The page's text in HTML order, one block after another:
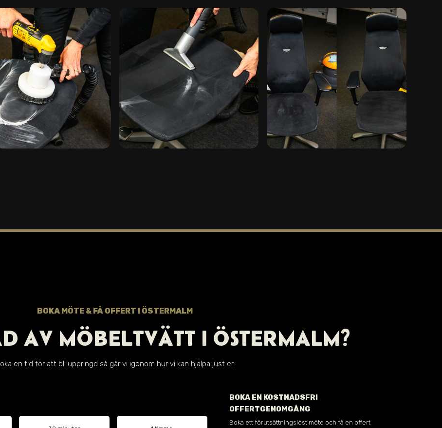
BOKA MÖTE & FÅ OFFERT I ÖSTERMALM
AV MÖBELTVÄTT I ÖSTERMALM?
en tid för att bli uppringd så går vi igenom hur vi kan hjälpa just er.
BOKA EN KOSTNADSFRI
OFFERTGENOMGÅNG
Boka ett förutsättningslöst möte och få en offert